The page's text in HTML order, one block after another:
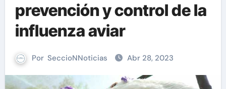
prevención y control de la
influenza aviar
Por SeccioNNoticias Abr 28, 2023